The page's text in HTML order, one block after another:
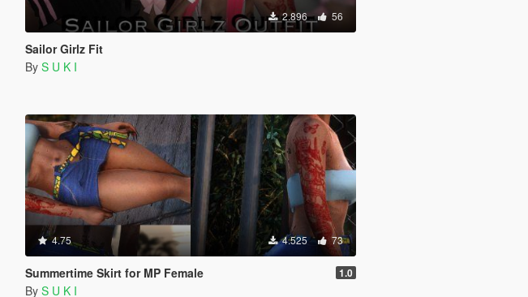
2.896 56
Sailor Girlz Fit
By S U K I
4.75 4.525 73
Summertime Skirt for MP Female 1.0
By S U K I